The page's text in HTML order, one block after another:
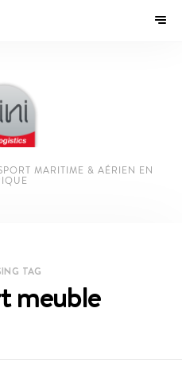
MARITIME & AÉRIEN EN
TAG
meuble